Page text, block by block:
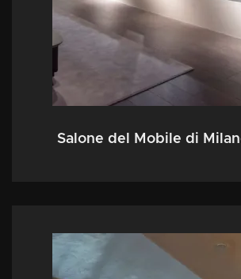
Salone del Mobile di